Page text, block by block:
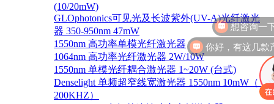
(10/20mW)
GLOphotonics可见光及长波紫外(UV-A)光纤激光
器 350-950nm 47mW
1550nm 高功率单模光纤激光器
1064nm 高功率光纤激光器 2W/10W
1550nm 单模光纤耦合激光器 1~20W (台式)
Denselight 单频超窄线宽激光器 1550nm 10mW（＜
200KHZ）
你好，有这几款